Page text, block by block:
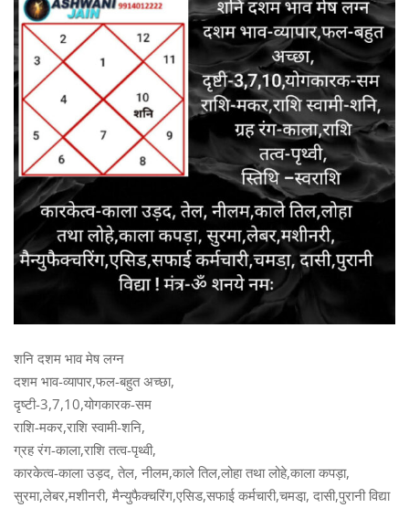
शनि दशम भाव मेष लग्न
दशम भाव-व्यापार,फल-बहुत अच्छा,
दृष्टी-3,7,10,योगकारक-सम
राशि-मकर,राशि स्वामी-शनि,
ग्रह रंग-काला,राशि तत्व-पृथ्वी,
कारकेत्व-काला उड़द, तेल, नीलम,काले तिल,लोहा तथा लोहे,काला कपड़ा,
सुरमा,लेबर,मशीनरी, मैन्युफैक्चरिंग,एसिड,सफाई कर्मचारी,चमडा़, दासी,पुरानी विद्या